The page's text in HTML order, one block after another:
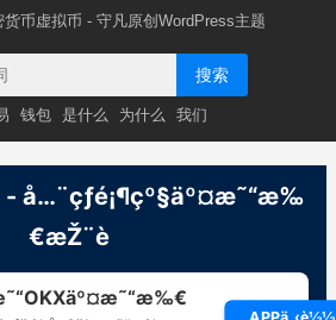
货币虚拟币 - 守凡原创 WordPress主题
搜索
钱包 是什么 为什么 我们